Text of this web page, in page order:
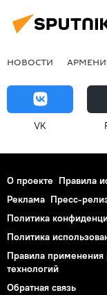
НОВОСТИ
VK
О проекте Правила
Реклама Пресс-
Политика
Политика
Правила
технологий
Обратная связь